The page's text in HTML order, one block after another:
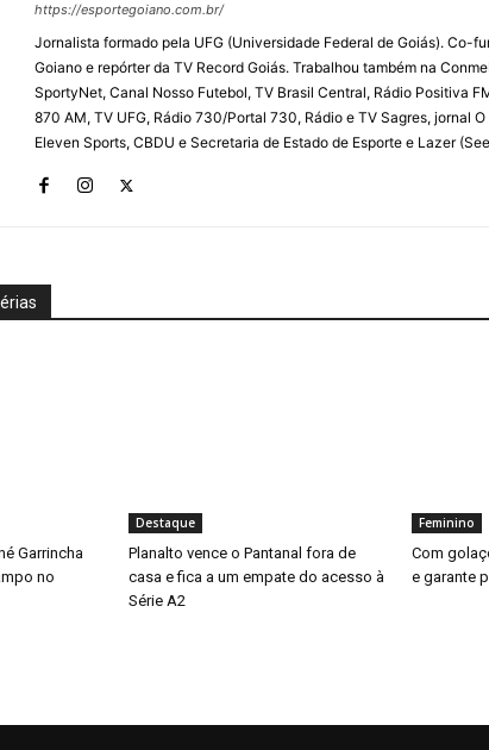
https://esportegoiano.com.br/
Jornalista formado pela UFG (Universidade Federal de Goiás). Co-
Goiano e repórter da TV Record Goiás. Trabalhou também na
SportyNet, Canal Nosso Futebol, TV Brasil Central, Rádio Positiva
870 AM, TV UFG, Rádio 730/Portal 730, Rádio e TV Sagres, jornal
Eleven Sports, CBDU e Secretaria de Estado de Esporte e Lazer
Garrincha
no
Destaque
Planalto vence o Pantanal fora de
casa e fica a um empate do acesso à
Série A2
Feminino
Com
e garante